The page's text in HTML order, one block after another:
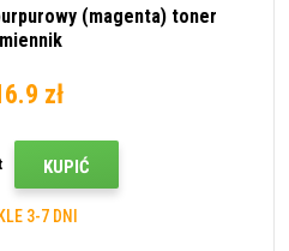
(magenta) toner
zł
KUPIĆ
3-7 DNI